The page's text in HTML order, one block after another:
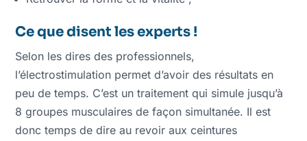
Ce que disent les experts !
Selon les dires des professionnels,
l’électrostimulation permet d’avoir des résultats en
peu de temps. C’est un traitement qui simule jusqu’à
8 groupes musculaires de façon simultanée. Il est
donc temps de dire au revoir aux ceintures